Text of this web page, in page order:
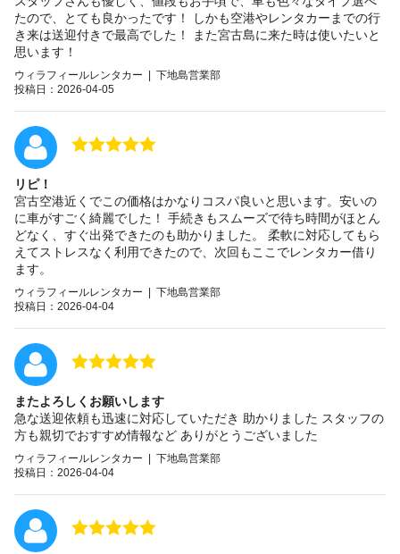
たので、とても良かったです！ しかも空港やレンタカーまでの行
き来は送迎付きで最高でした！ また宮古島に来た時は使いたいと
思います！
ウィラフィールレンタカー | 下地島営業部
投稿日：2026-04-05
リピ！
宮古空港近くでこの価格はかなりコスパ良いと思います。安いの
に車がすごく綺麗でした！ 手続きもスムーズで待ち時間がほとん
どなく、すぐ出発できたのも助かりました。 柔軟に対応してもら
えてストレスなく利用できたので、次回もここでレンタカー借り
ます。
ウィラフィールレンタカー | 下地島営業部
投稿日：2026-04-04
またよろしくお願いします
急な送迎依頼も迅速に対応していただき 助かりました スタッフの
方も親切でおすすめ情報など ありがとうございました
ウィラフィールレンタカー | 下地島営業部
投稿日：2026-04-04